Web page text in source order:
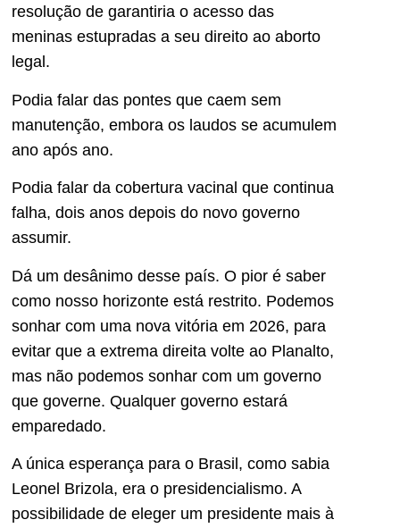
resolução de garantiria o acesso das
meninas estupradas a seu direito ao aborto
legal.
Podia falar das pontes que caem sem
manutenção, embora os laudos se acumulem
ano após ano.
Podia falar da cobertura vacinal que continua
falha, dois anos depois do novo governo
assumir.
Dá um desânimo desse país. O pior é saber
como nosso horizonte está restrito. Podemos
sonhar com uma nova vitória em 2026, para
evitar que a extrema direita volte ao Planalto,
mas não podemos sonhar com um governo
que governe. Qualquer governo estará
emparedado.
A única esperança para o Brasil, como sabia
Leonel Brizola, era o presidencialismo. A
possibilidade de eleger um presidente mais à